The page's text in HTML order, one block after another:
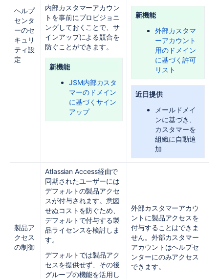
ヘルプ
センタ
ーのセ
キュリ
ティ設
定
内部カスタマーアカウン
トを事前にプロビジョニ
ングしておくことで、サ
インアップによる競合を
防ぐことができます。
新機能
JSM内部カスタ
マーのドメイン
に基づくサイン
アップ
新機能
外部カスタマ
ーアカウント
用のドメイン
に基づく許可
リスト
近日提供
メールドメイ
ンに基づき、
カスタマーを
組織に自動追
加
製品ア
クセス
の制御
Atlassian Access経由で
同期されたユーザーには
デフォルトの製品アクセ
スが付与されます。意図
せぬコストを防ぐため、
デフォルトで付与する製
品ライセンスを検討しま
す。
デフォルトでは製品アク
セスを提供せず、その後
グループの機能を活用し
外部カスタマーアカウ
ントに製品アクセスを
付与することはできま
せん。外部カスタマー
アカウントはヘルプセ
ンターにのみアクセス
できます。